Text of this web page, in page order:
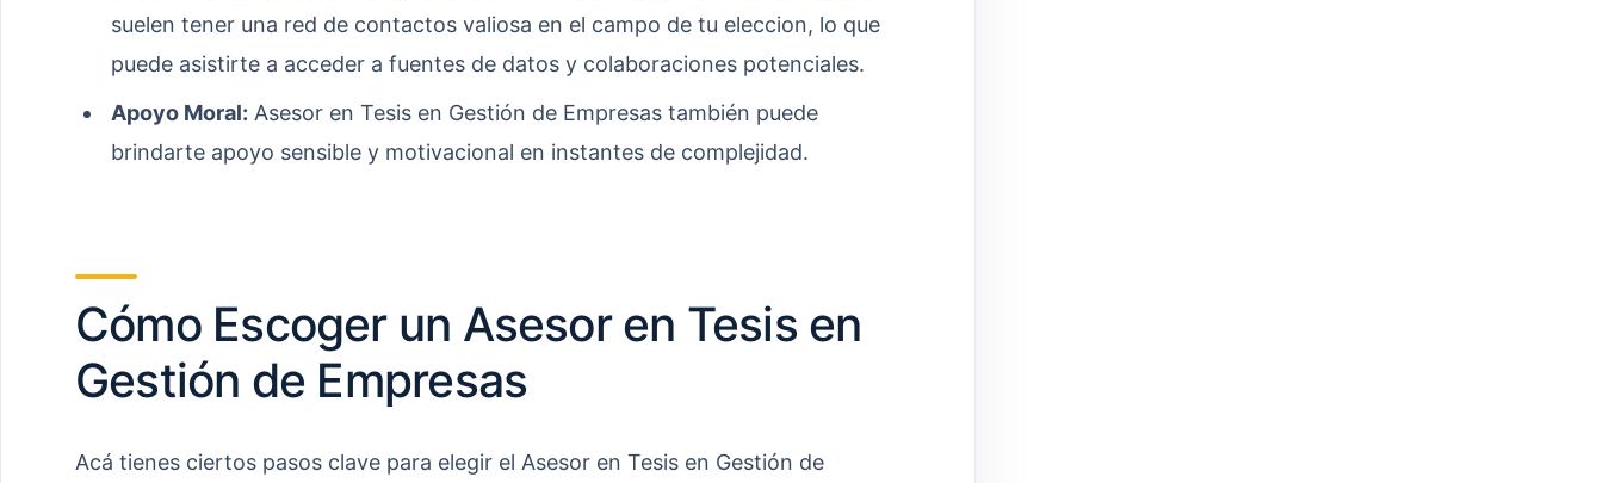
suelen tener una red de contactos valiosa en el campo de tu eleccion, lo que
puede asistirte a acceder a fuentes de datos y colaboraciones potenciales.
Apoyo Moral: Asesor en Tesis en Gestión de Empresas también puede
brindarte apoyo sensible y motivacional en instantes de complejidad.
Cómo Escoger un Asesor en Tesis en
Gestión de Empresas
Acá tienes ciertos pasos clave para elegir el Asesor en Tesis en Gestión de